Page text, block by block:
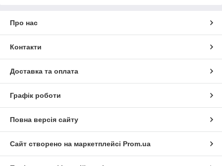
Про нас
Контакти
Доставка та оплата
Графік роботи
Повна версія сайту
Сайт створено на маркетплейсі Prom.ua